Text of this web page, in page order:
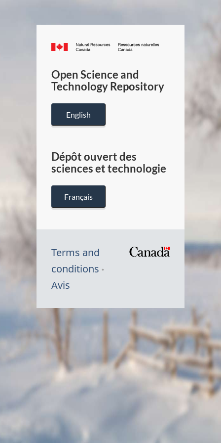
Canada.ca
/
Canada
Open Science and
Technology Repository
English
Dépôt ouvert des
sciences et technologie
Français
Terms and
conditions
Avis
Symbole
Canada